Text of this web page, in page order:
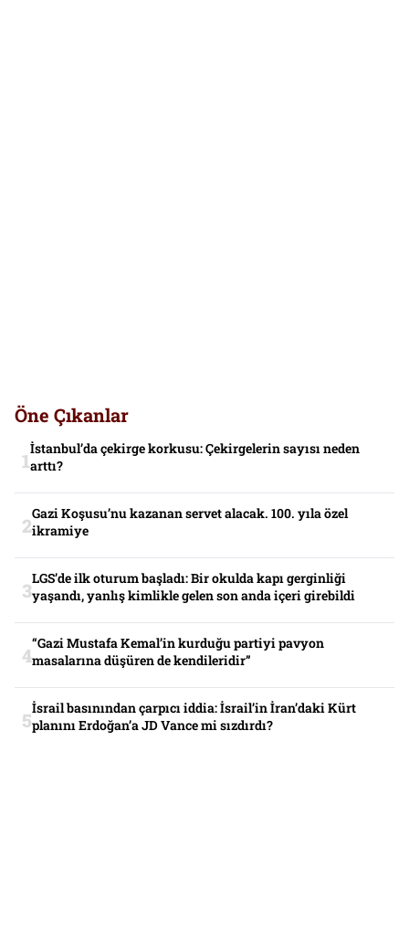
Öne Çıkanlar
İstanbul’da çekirge korkusu: Çekirgelerin sayısı neden
arttı?
Gazi Koşusu’nu kazanan servet alacak. 100. yıla özel
ikramiye
LGS’de ilk oturum başladı: Bir okulda kapı gerginliği
yaşandı, yanlış kimlikle gelen son anda içeri girebildi
“Gazi Mustafa Kemal’in kurduğu partiyi pavyon
masalarına düşüren de kendileridir”
İsrail basınından çarpıcı iddia: İsrail’in İran’daki Kürt
planını Erdoğan’a JD Vance mi sızdırdı?